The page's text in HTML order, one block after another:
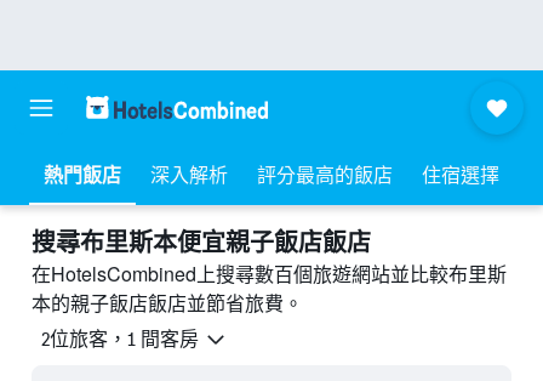
熱門飯店 深入解析 評分最高的飯店 住宿選擇
搜尋布里斯本​便宜親子飯店飯店
在HotelsCombined上搜尋數百個旅遊網站並比較布里斯
本的親子飯店飯店並節省旅費。
2位旅客，1 間客房